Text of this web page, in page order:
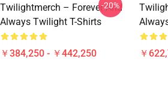
Twilightmerch – Forever And
Always Twilight T-Shirts
￥384,250 - ￥442,250
-20%
￥